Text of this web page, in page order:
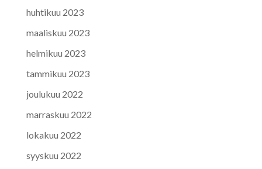
huhtikuu 2023
maaliskuu 2023
helmikuu 2023
tammikuu 2023
joulukuu 2022
marraskuu 2022
lokakuu 2022
syyskuu 2022